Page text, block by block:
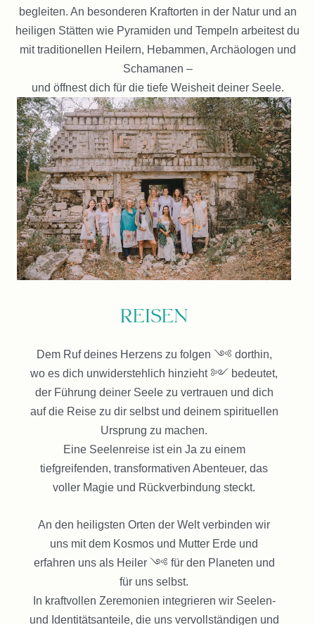
begleiten. An besonderen Kraftorten in der Natur und an
heiligen Stätten wie Pyramiden und Tempeln arbeitest du
mit traditionellen Heilern, Hebammen, Archäologen und
Schamanen –
und öffnest dich für die tiefe Weisheit deiner Seele.
Reisen
Dem Ruf deines Herzens zu folgen ༺ dorthin,
wo es dich unwiderstehlich hinzieht ༻ bedeutet,
der Führung deiner Seele zu vertrauen und dich
auf die Reise zu dir selbst und deinem spirituellen
Ursprung zu machen.
Eine Seelenreise ist ein Ja zu einem
tiefgreifenden, transformativen Abenteuer, das
voller Magie und Rückverbindung steckt.
An den heiligsten Orten der Welt verbinden wir
uns mit dem Kosmos und Mutter Erde und
erfahren uns als Heiler ༺ für den Planeten und
für uns selbst.
In kraftvollen Zeremonien integrieren wir Seelen-
und Identitätsanteile, die uns vervollständigen und